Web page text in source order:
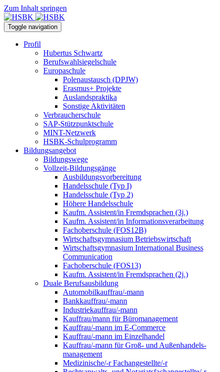
Zum Inhalt springen
Toggle navigation
Profil
Hubertus Schwartz
Berufswahlsiegelschule
Europaschule
Polenaustausch (DPJW)
Erasmus+ Projekte
Auslandspraktika
Sonstige Aktivitäten
Verbraucherschule
SAP-Stützpunktschule
MINT-Netzwerk
HSBK-Schulprogramm
Bildungsangebot
Bildungswege
Vollzeit-Bildungsgänge
Ausbildungsvorbereitung
Handelsschule (Typ I)
Handelsschule (Typ 2)
Höhere Handelsschule
Kaufm. Assistent/in­ Fremdsprachen (3j.)
Kaufm. Assistent/in Informationsverarbeitung
Fachoberschule (FOS12B)
Wirtschaftsgymnasium Betriebswirtschaft
Wirtschaftsgymnasium International Business
Communication
Fachoberschule (FOS13)
Kaufm. Assistent/in Fremdsprachen (2j.)
Duale Berufsausbildung
Automobilkauffrau/-mann
Bankkauffrau/-mann
Industriekauffrau/-mann
Kauffrau/mann für Büromanagement
Kauffrau/-mann im E-Commerce
Kauffrau/-mann im Einzelhandel
Kauffrau/-mann für Groß- und Außen­handels­
manage­ment
Medizinische/-r Fachangestellte/-r